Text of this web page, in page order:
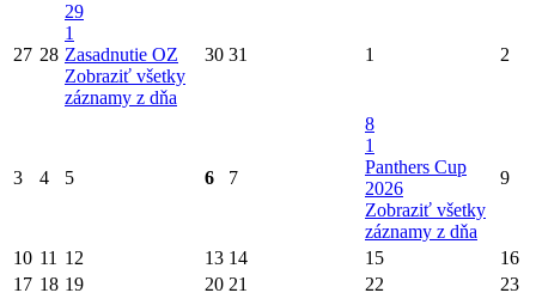
27 28
29
1
Zasadnutie OZ
Zobraziť všetky
záznamy z dňa
30 31 1 2
3 4 5 6 7
8
1
Panthers Cup
2026
Zobraziť všetky
záznamy z dňa
9
10 11 12 13 14 15
16
17 18 19 20 21 22 23